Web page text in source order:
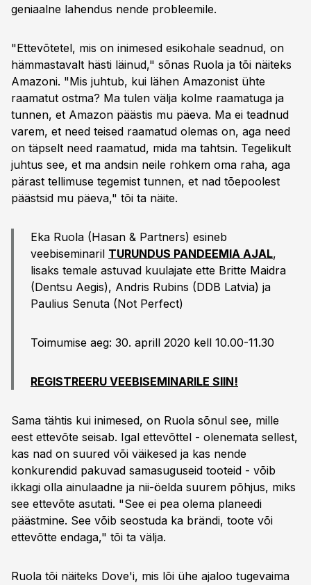
geniaalne lahendus nende probleemile.
"Ettevõtetel, mis on inimesed esikohale seadnud, on
hämmastavalt hästi läinud," sõnas Ruola ja tõi näiteks
Amazoni. "Mis juhtub, kui lähen Amazonist ühte
raamatut ostma? Ma tulen välja kolme raamatuga ja
tunnen, et Amazon päästis mu päeva. Ma ei teadnud
varem, et need teised raamatud olemas on, aga need
on täpselt need raamatud, mida ma tahtsin. Tegelikult
juhtus see, et ma andsin neile rohkem oma raha, aga
pärast tellimuse tegemist tunnen, et nad tõepoolest
päästsid mu päeva," tõi ta näite.
Eka Ruola (Hasan & Partners) esineb
veebiseminaril TURUNDUS PANDEEMIA AJAL,
lisaks temale astuvad kuulajate ette Britte Maidra
(Dentsu Aegis), Andris Rubins (DDB Latvia) ja
Paulius Senuta (Not Perfect)
Toimumise aeg: 30. aprill 2020 kell 10.00-11.30
REGISTREERU VEEBISEMINARILE SIIN!
Sama tähtis kui inimesed, on Ruola sõnul see, mille
eest ettevõte seisab. Igal ettevõttel - olenemata sellest,
kas nad on suured või väikesed ja kas nende
konkurendid pakuvad samasuguseid tooteid - võib
ikkagi olla ainulaadne ja nii-öelda suurem põhjus, miks
see ettevõte asutati. "See ei pea olema planeedi
päästmine. See võib seostuda ka brändi, toote või
ettevõtte endaga," tõi ta välja.
Ruola tõi näiteks Dove'i, mis lõi ühe ajaloo tugevaima